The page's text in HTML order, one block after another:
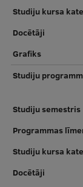
RSU
Zinātnes
Pētniecības
Pētniecības
Zinātnieku
Studiju kursa
Docētāji
Grafiks
Studiju
Studiju semestris
Programmas
Studiju kursa
Docētāji